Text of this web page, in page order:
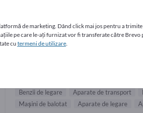
legare (14)
Benzii de legare Aparate de transport
Maşini de balotat
Aparate de legare
de marketing. Dând click mai jos pentru a
pe care le-ați furnizat vor fi transferate către Brevo
cu termeni de utilizare.